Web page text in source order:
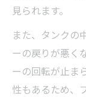
見られます。
また、タンクの
ーの戻りが悪く
ーの回転が止ま
性もあるため、